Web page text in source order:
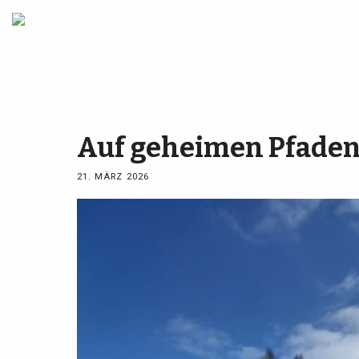
Auf geheimen
21. MÄRZ 2026